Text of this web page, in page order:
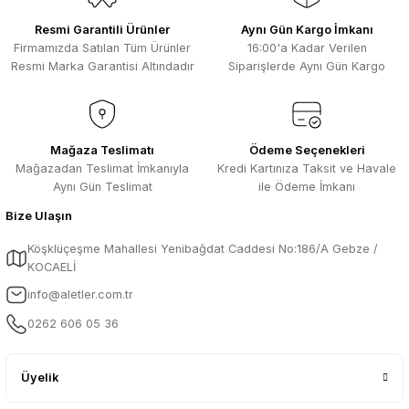
Bu ürüne benzer farklı alternatifler olmalı.
Kısa sürede geldi. Ürünler de iyi
Hızlı sipariş ve güvenli paketleme için
çok teşekkürler ediyorum
F... D... | 06/07/2026
Makine çok iyi herkese tavsiye
A... A... | 23/04/2026
13.04.2026 tarihinde Aletler.com
sorunsuz bir şekilde tarafıma ulaştı çok
B... C... | 13/04/2026
Resmi Garantili Ürünler
Firmamızda Satılan Tüm Ürünler
Resmi Marka Garantisi Altındadır
Aynı Gün Kargo İmkanı
16:00'a Kadar Verilen
Siparişlerde Aynı Gün Kargo
Mağaza Teslimatı
Mağazadan Teslimat İmkanıyla
Aynı Gün Teslimat
Ödeme Seçenekleri
Kredi Kartınıza Taksit ve Havale
ile Ödeme İmkanı
Bize Ulaşın
Köşklüçeşme Mahallesi Yenibağdat Caddesi No:186/A Gebze /
KOCAELİ
info@aletler.com.tr
0262 606 05 36
Üyelik